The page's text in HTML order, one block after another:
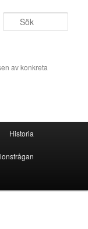
av konkreta
Historia